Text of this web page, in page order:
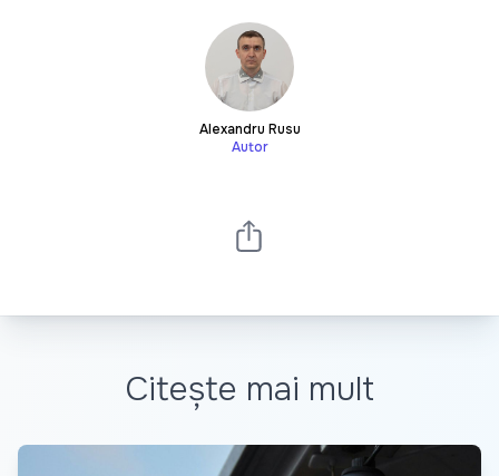
Alexandru Rusu
Autor
Citește mai mult